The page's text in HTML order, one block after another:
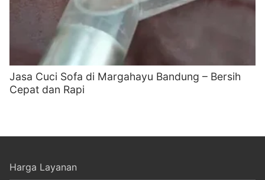
Jasa Cuci Sofa di Margahayu Bandung – Bersih
Cepat dan Rapi
Harga Layanan